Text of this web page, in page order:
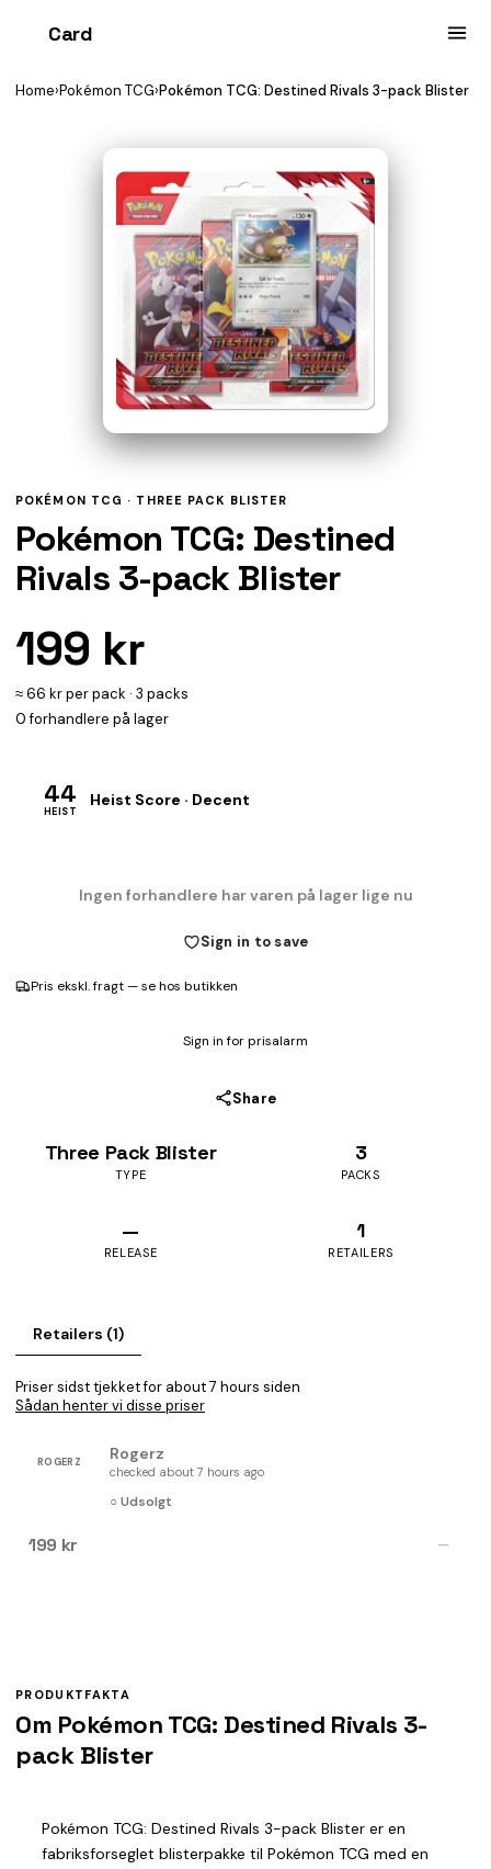
Card
Home›Pokémon TCG›Pokémon TCG: Destined Rivals 3-pack Blister
POKÉMON TCG · THREE PACK BLISTER
Pokémon TCG: Destined
Rivals 3-pack Blister
199 kr
≈ 66 kr per pack · 3 packs
0 forhandlere på lager
44
HEIST
Heist Score · Decent
Ingen forhandlere har varen på lager lige nu
Sign in to save
Pris ekskl. fragt — se hos butikken
Sign in for prisalarm
Share
Three Pack Blister
TYPE
3
PACKS
—
RELEASE
1
RETAILERS
Retailers (1)
Priser sidst tjekket for about 7 hours siden
Sådan henter vi disse priser
ROGERZ Rogerz
checked about 7 hours ago
○ Udsolgt
199 kr —
PRODUKTFAKTA
Om Pokémon TCG: Destined Rivals 3-
pack Blister
Pokémon TCG: Destined Rivals 3-pack Blister er en
fabriksforseglet blisterpakke til Pokémon TCG med en